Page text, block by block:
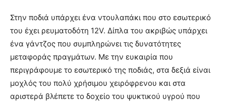
Στην ποδιά υπάρχει ένα ντουλαπάκι που στο εσωτερικό
του έχει ρευματοδότη 12V. Δίπλα του ακριβώς υπάρχει
ένα γάντζος που συμπληρώνει τις δυνατότητες
μεταφοράς πραγμάτων. Με την ευκαιρία που
περιγράφουμε το εσωτερικό της ποδιάς, στα δεξιά είναι
μοχλός του πολύ χρήσιμου χειρόφρενου και στα
αριστερά βλέπετε το δοχείο του ψυκτικού υγρού που